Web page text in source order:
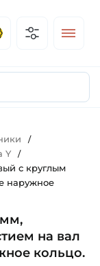
/
Y /
с круглым
наружное
мм,
на вал
кольцо.